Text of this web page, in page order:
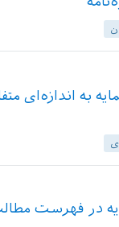
به اندازه‌ای
در فهرست